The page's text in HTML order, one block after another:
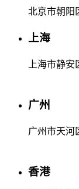
北京市朝阳
上海
上海市静
广州
广州市天河
香港